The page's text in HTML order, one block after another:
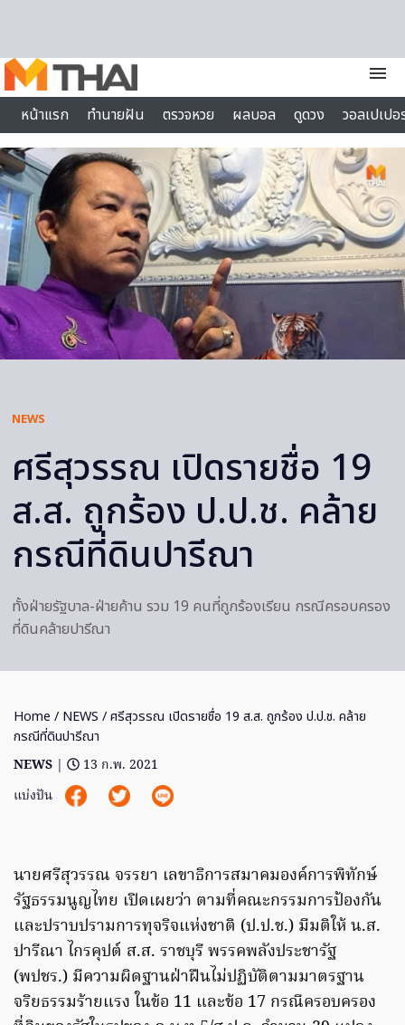
menu
หน้าแรก
ทำนายฝัน ตรวจหวย ผลบอล ดูดวง
วอลเปเป
ไลฟ์สไตล์
NEWS
ศรีสุวรรณ เปิดรายชื่อ 19
ส.ส. ถูกร้อง ป.ป.ช. คล้าย
กรณีที่ดินปารีณา
ทั้งฝ่ายรัฐบาล-ฝ่ายค้าน รวม 19 คนที่ถูกร้องเรียน กรณีครอบครอง
ที่ดินคล้ายปารีณา
Home / NEWS / ศรีสุวรรณ เปิดรายชื่อ 19 ส.ส. ถูกร้อง ป.ป.ช. คล้าย
กรณีที่ดินปารีณา
NEWS |
13 ก.พ. 2021
แบ่งปัน
นายศรีสุวรรณ จรรยา เลขาธิการสมาคมองค์การพิทักษ์
รัฐธรรมนูญไทย เปิดเผยว่า ตามที่คณะกรรมการป้องกัน
และปราบปรามการทุจริจแห่งชาติ (ป.ป.ช.) มีมติให้ น.ส.
ปารีณา ไกรคุปต์ ส.ส. ราชบุรี พรรคพลังประชารัฐ
(พปชร.) มีความผิดฐานฝ่าฝืนไม่ปฏิบัติตามมาตรฐาน
จริยธรรมร้ายแรง ในข้อ 11 และข้อ 17 กรณีครอบครอง